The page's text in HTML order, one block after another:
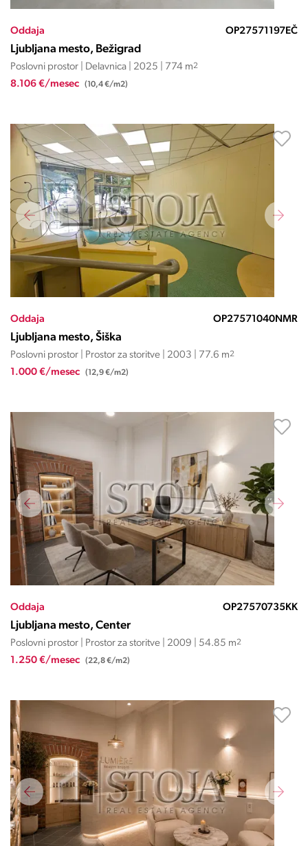
Oddaja OP27571197EČ
Ljubljana mesto, Bežigrad
Poslovni prostor | Delavnica | 2025 | 774 m2
8.106 €/mesec (10,4 €/m2)
Oddaja OP27571040NMR
Ljubljana mesto, Šiška
Poslovni prostor | Prostor za storitve | 2003 | 77.6 m2
1.000 €/mesec (12,9 €/m2)
Oddaja OP27570735KK
Ljubljana mesto, Center
Poslovni prostor | Prostor za storitve | 2009 | 54.85 m2
1.250 €/mesec (22,8 €/m2)